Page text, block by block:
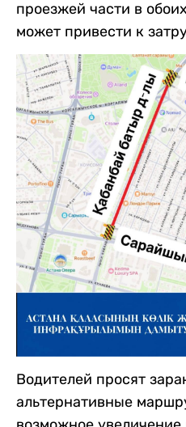
проезжей части в
может привести к
Водителей просят
альтернативные